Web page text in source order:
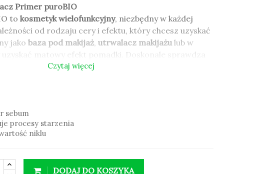
Primer puroBIO
to kosmetyk wielofunkcyjny, niezbędny w każdej
od rodzaju cery i efektu, który chcesz uzyskać
jako baza pod makijaż, utrwalacz makijażu lub w
matowy efekt pomadki. Doskonale sprawdza
podkładami oraz cieniami do powiek puroBIO.
sebum
procesy starzenia
niklu
Czytaj więcej
sebum
procesy starzenia
niklu
DODAJ DO KOSZYKA